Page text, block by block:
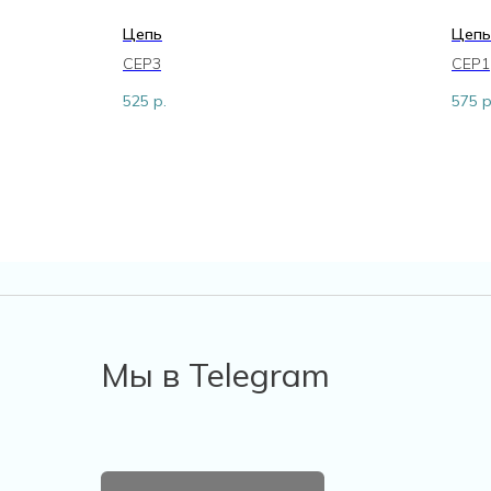
Цепь
CEP3
525 р.
Цепь
CEP1
575
Мы в Telegram